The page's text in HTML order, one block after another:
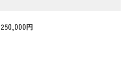
250,000円